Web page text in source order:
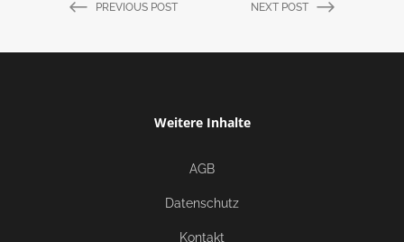
PREVIOUS POST NEXT POST
Weitere Inhalte
AGB
Datenschutz
Kontakt